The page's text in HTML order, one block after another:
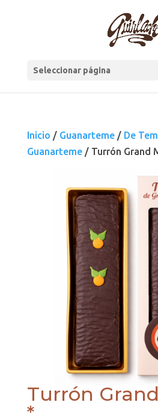
Seleccionar página
Inicio / Guanarteme/ De
Guanarteme/ Turrón Grand
Turrón